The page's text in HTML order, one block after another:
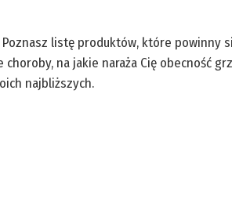
listę produktów, które powinny
na jakie naraża Cię obecność
najbliższych.